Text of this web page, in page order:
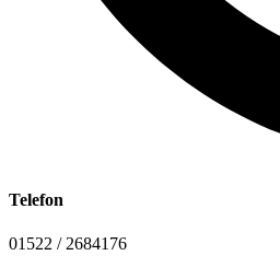
Telefon
01522 / 2684176